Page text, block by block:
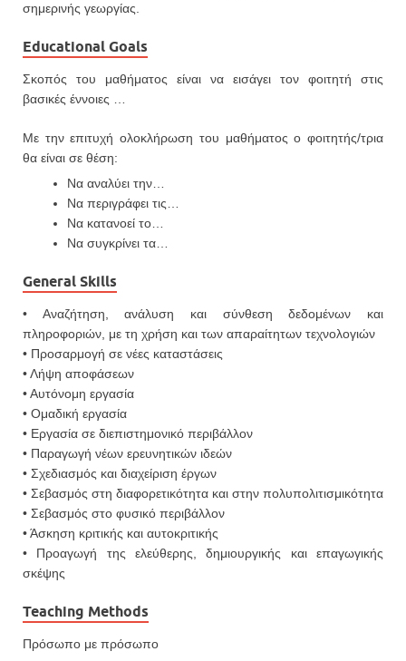
σημερινής γεωργίας.
Educational Goals
Σκοπός του μαθήματος είναι να εισάγει τον φοιτητή στις
βασικές έννοιες …
Με την επιτυχή ολοκλήρωση του μαθήματος ο φοιτητής/τρια
θα είναι σε θέση:
Να αναλύει την…
Να περιγράφει τις…
Να κατανοεί το…
Να συγκρίνει τα…
General Skills
• Αναζήτηση, ανάλυση και σύνθεση δεδομένων και
πληροφοριών, με τη χρήση και των απαραίτητων τεχνολογιών
• Προσαρμογή σε νέες καταστάσεις
• Λήψη αποφάσεων
• Αυτόνομη εργασία
• Ομαδική εργασία
• Εργασία σε διεπιστημονικό περιβάλλον
• Παραγωγή νέων ερευνητικών ιδεών
• Σχεδιασμός και διαχείριση έργων
• Σεβασμός στη διαφορετικότητα και στην πολυπολιτισμικότητα
• Σεβασμός στο φυσικό περιβάλλον
• Άσκηση κριτικής και αυτοκριτικής
• Προαγωγή της ελεύθερης, δημιουργικής και επαγωγικής
σκέψης
Teaching Methods
Πρόσωπο με πρόσωπο